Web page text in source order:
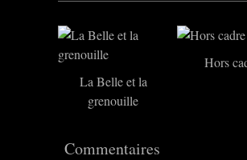
La Belle et la
grenouille
Hors
Commentaires